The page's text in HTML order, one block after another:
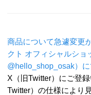
商品について急遽変更
クト オフィシャルショ
@hello_shop_osak）
X（旧Twitter）にご登
Twitter）の仕様により